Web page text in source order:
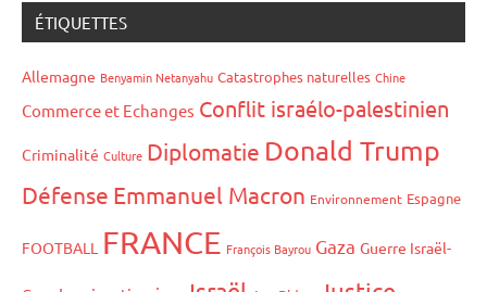
ÉTIQUETTES
Allemagne Benyamin Netanyahu Catastrophes naturelles Chine
Commerce et Echanges Conflit israélo-palestinien
Criminalité Culture Diplomatie Donald Trump
Défense Emmanuel Macron Environnement Espagne
FOOTBALL FRANCE François Bayrou Gaza Guerre Israël-